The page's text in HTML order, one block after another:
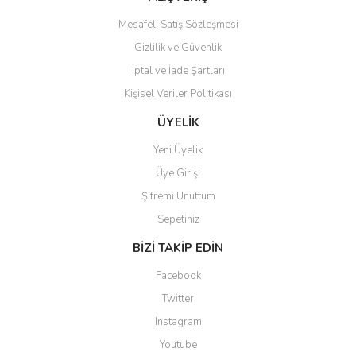
Gönder
Mesafeli Satış Sözleşmesi
Gizlilik ve Güvenlik
İptal ve İade Şartları
Kişisel Veriler Politikası
ÜYELİK
Yeni Üyelik
Üye Girişi
Şifremi Unuttum
Sepetiniz
BİZİ TAKİP EDİN
Facebook
Twitter
Instagram
Youtube